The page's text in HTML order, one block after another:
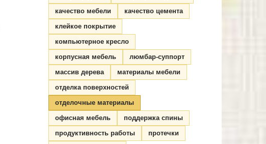
качество мебели
качество цемента
клейкое покрытие
компьютерное кресло
корпусная мебель
люмбар-суппорт
массив дерева
материалы мебели
отделка поверхностей
отделочные материалы
офисная мебель
поддержка спины
продуктивность работы
протечки